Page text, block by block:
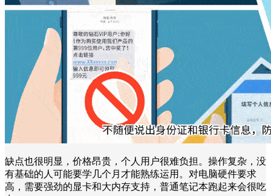
缺点也很明显，价格昂贵，个人用户很难负担。操作复杂，没
有基础的人可能要学几个月才能熟练运用。对电脑硬件要求
高，需要强劲的显卡和大内存支持，普通笔记本跑起来会很吃